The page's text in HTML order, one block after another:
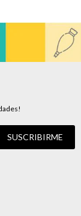
SUSCRIBIRME